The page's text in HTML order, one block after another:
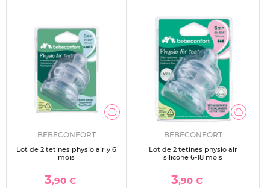
BEBECONFORT
Lot de 2 tetines physio air y 6
mois
3,90 €
BEBECONFORT
Lot de 2 tetines physio air
silicone 6-18 mois
3,90 €